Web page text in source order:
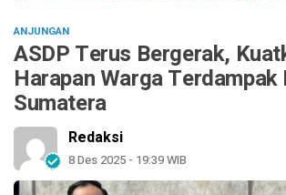
ANJUNGAN
ASDP Terus Bergerak,
Harapan Warga Terdampak
Sumatera
Redaksi
8 Des 2025 - 19:39 WIB